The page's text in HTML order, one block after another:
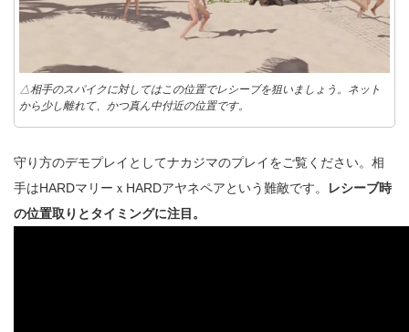
△相手のスパイクに対してはこの位置でレシーブを狙いましょう。ネット
から少し離れて、かつ真ん中付近の位置です。
守り方のデモプレイとしてナカジマのプレイをご覧ください。相
手はHARDマリーｘHARDアヤネペアという難敵です。
レシーブ時
の位置取りとタイミングに注目。